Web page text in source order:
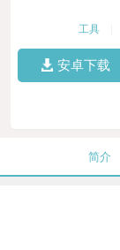
工具
安卓下载
简介